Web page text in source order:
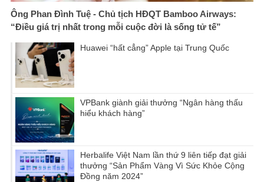
Ông Phan Đình Tuệ - Chủ tịch HĐQT Bamboo Airways:
“Điều giá trị nhất trong mỗi cuộc đời là sống tử tế”
Huawei “hất cẳng” Apple tại Trung Quốc
VPBank giành giải thưởng “Ngân hàng thấu
hiểu khách hàng”
Herbalife Việt Nam lần thứ 9 liên tiếp đạt giải
thưởng “Sản Phẩm Vàng Vì Sức Khỏe Cộng
Đồng năm 2024”